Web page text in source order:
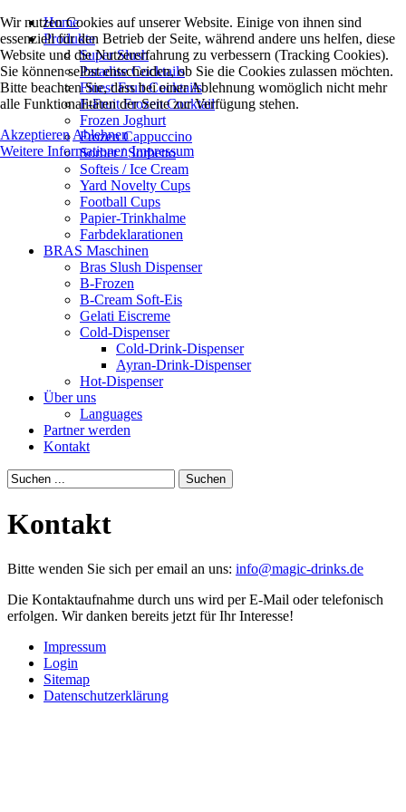
Home
Produkte
Super Slush
Paradise Cocktails
Finest Fruit Cocktails
F-Fruit Frozen Cocktail
Frozen Joghurt
Frozen Cappuccino
Sorbet / Sorbetto
Softeis / Ice Cream
Yard Novelty Cups
Football Cups
Papier-Trinkhalme
Farbdeklarationen
BRAS Maschinen
Bras Slush Dispenser
B-Frozen
B-Cream Soft-Eis
Gelati Eiscreme
Cold-Dispenser
Cold-Drink-Dispenser
Ayran-Drink-Dispenser
Hot-Dispenser
Über uns
Languages
Partner werden
Kontakt
Suchen
Kontakt
Bitte wenden Sie sich per email an uns: info@magic-drinks.de
Die Kontaktaufnahme durch uns wird per E-Mail oder telefonisch
erfolgen. Wir danken bereits jetzt für Ihr Interesse!
Impressum
Login
Sitemap
Datenschutzerklärung
Wir nutzen Cookies auf unserer Website. Einige von ihnen sind
essenziell für den Betrieb der Seite, während andere uns helfen, diese
Website und die Nutzererfahrung zu verbessern (Tracking Cookies).
Sie können selbst entscheiden, ob Sie die Cookies zulassen möchten.
Bitte beachten Sie, dass bei einer Ablehnung womöglich nicht mehr
alle Funktionalitäten der Seite zur Verfügung stehen.
Akzeptieren Ablehnen
Weitere Informationen Impressum